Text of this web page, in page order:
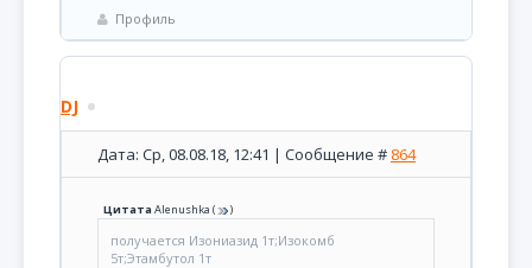
Профиль
DJ
Дата: Ср, 08.08.18, 12:41 | Сообщение # 864
ЦитатаAlenushka ( )
получается Изониазид 1т;Изокомб
5т;Этамбутол 1т